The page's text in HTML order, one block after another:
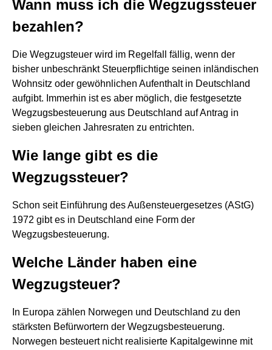
Wann muss ich die Wegzugssteuer
bezahlen?
Die Wegzugsteuer wird im Regelfall fällig, wenn der
bisher unbeschränkt Steuerpflichtige seinen inländischen
Wohnsitz oder gewöhnlichen Aufenthalt in Deutschland
aufgibt. Immerhin ist es aber möglich, die festgesetzte
Wegzugsbesteuerung aus Deutschland auf Antrag in
sieben gleichen Jahresraten zu entrichten.
Wie lange gibt es die
Wegzugssteuer?
Schon seit Einführung des Außensteuergesetzes (AStG)
1972 gibt es in Deutschland eine Form der
Wegzugsbesteuerung.
Welche Länder haben eine
Wegzugsteuer?
In Europa zählen Norwegen und Deutschland zu den
stärksten Befürwortern der Wegzugsbesteuerung.
Norwegen besteuert nicht realisierte Kapitalgewinne mit